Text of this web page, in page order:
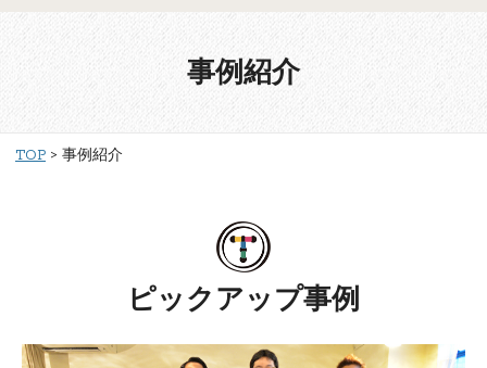
事例紹介
TOP 事例紹介
ピックアップ事例